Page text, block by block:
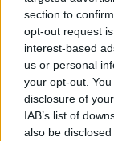
section to
opt-out request
interest-based
us or personal
your opt-out.
disclosure of
IAB’s list of
also be
«Το
ΗΠΑ